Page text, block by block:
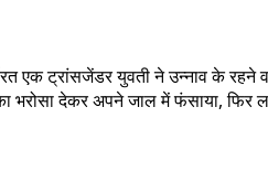
एक ट्रांसजेंडर युवती ने उन्नाव के
देकर अपने जाल में फंसाया, फिर